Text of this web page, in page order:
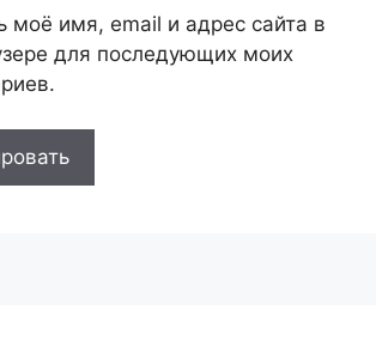
моё имя, email и адрес сайта в
для последующих моих